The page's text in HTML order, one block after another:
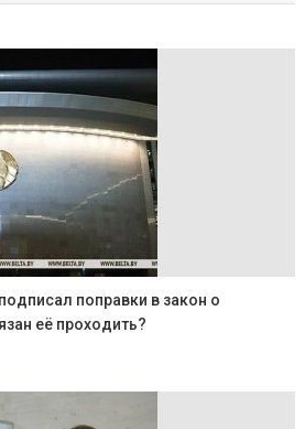
поправки в закон о
её проходить?